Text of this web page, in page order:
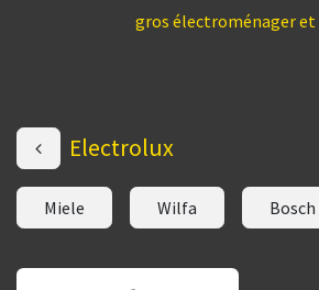
gros électroménager
Electrolux
Miele Wilfa Bosch